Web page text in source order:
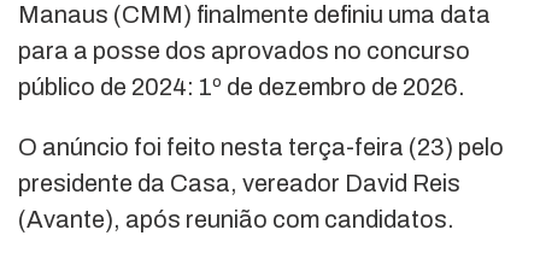
Manaus (CMM) finalmente definiu uma data
para a posse dos aprovados no concurso
público de 2024: 1º de dezembro de 2026.
O anúncio foi feito nesta terça-feira (23) pelo
presidente da Casa, vereador David Reis
(Avante), após reunião com candidatos.